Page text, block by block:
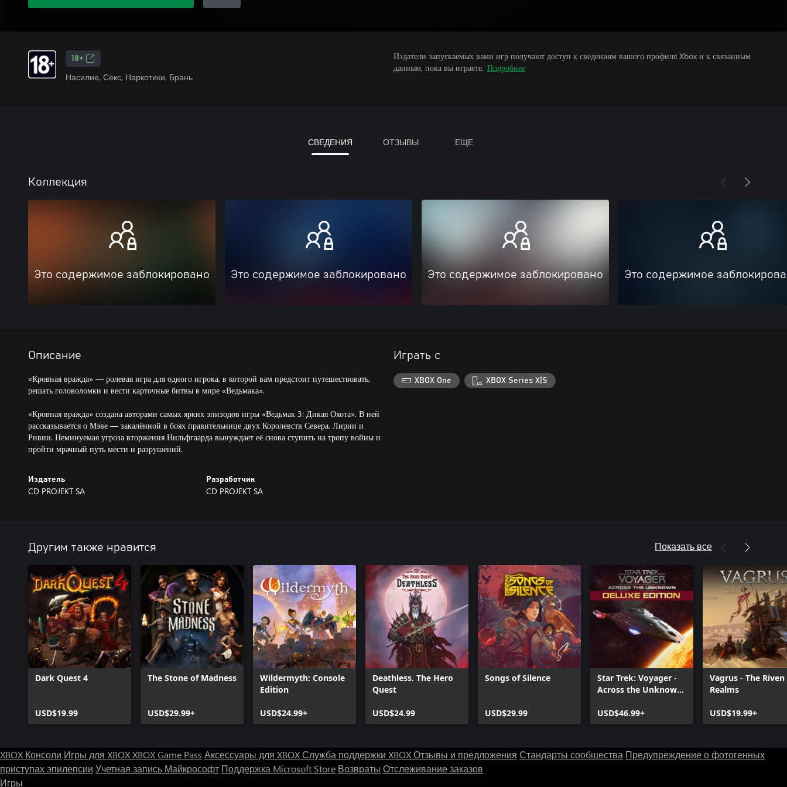
18+
Насилие, Секс, Наркотики, Брань
Издатели запускаемых вами игр получают доступ к сведениям вашего профиля Xbox и к связанным
данным, пока вы играете. Подробнее
СВЕДЕНИЯ ОТЗЫВЫ ЕЩЕ
Коллекция
Это содержимое заблокировано Это содержимое заблокировано Это содержимое заблокировано Это содержимое
Описание
«Кровная вражда» — ролевая игра для одного игрока, в которой вам предстоит путешествовать,
решать головоломки и вести карточные битвы в мире «Ведьмака».
«Кровная вражда» создана авторами самых ярких эпизодов игры «Ведьмак 3: Дикая Охота». В ней
рассказывается о Мэве — закалённой в боях правительнице двух Королевств Севера, Лирии и
Ривии. Неминуемая угроза вторжения Нильфгаарда вынуждает её снова ступить на тропу войны и
пройти мрачный путь мести и разрушений.
Издатель
CD PROJEKT SA
Разработчик
CD PROJEKT SA
Играть с
XBOX One XBOX Series X|S
Другим также нравится Показать все
Dark Quest 4
USD$19.99
The Stone of Madness
USD$29.99+
Wildermyth: Console
Edition
USD$24.99+
Deathless. The Hero
Quest
USD$24.99
Songs of Silence
USD$29.99
Star Trek: Voyager -
Across the Unknown
USD$46.99+
Vagrus - The Riven
Realms
USD$19.99+
XBOX Консоли Игры для XBOXXBOX Game Pass Аксессуары для XBOXСлужба поддержки XBOXОтзывы и предложения Стандарты сообщества Предупреждение о фотогенных
приступах эпилепсии Учетная запись Майкрософт Поддержка Microsoft Store Возвраты Отслеживание заказов
Игры